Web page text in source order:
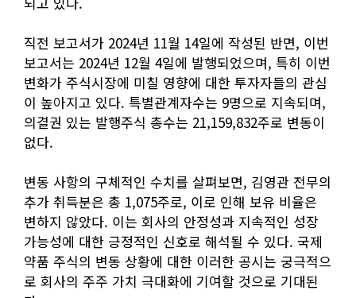
직전 보고서가 2024년 11월 14일에 작성된 반면, 이번
보고서는 2024년 12월 4일에 발행되었으며, 특히 이번
변화가 주식시장에 미칠 영향에 대한 투자자들의 관심
이 높아지고 있다. 특별관계자수는 9명으로 지속되며,
의결권 있는 발행주식 총수는 21,159,832주로 변동이
없다.
변동 사항의 구체적인 수치를 살펴보면, 김영관 전무의
추가 취득분은 총 1,075주로, 이로 인해 보유 비율은
변하지 않았다. 이는 회사의 안정성과 지속적인 성장
가능성에 대한 긍정적인 신호로 해석될 수 있다. 국제
약품 주식의 변동 상황에 대한 이러한 공시는 궁극적으
로 회사의 주주 가치 극대화에 기여할 것으로 기대된